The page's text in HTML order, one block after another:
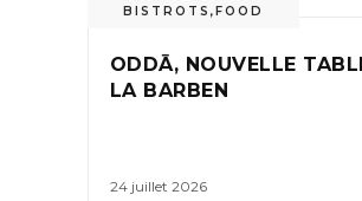
BISTROTS ,FOOD
ODDĀ, NOUVELLE
LA BARBEN
24 juillet 2026